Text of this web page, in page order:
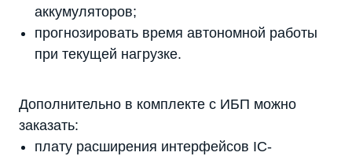
аккумуляторов;
прогнозировать время автономной работы
при текущей нагрузке.
Дополнительно в комплекте с ИБП можно
заказать:
плату расширения интерфейсов IC-